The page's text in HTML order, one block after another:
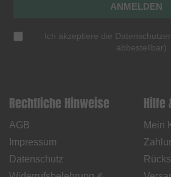
ANMELDEN
Ich akzeptiere die
abbestellbar)
Rechtliche Hinweise
AGB
Impressum
Datenschutz
Hilfe
Mein